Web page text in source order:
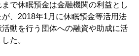
で休眠預金は金融機関の利益とし
、2018年1月に休眠預金等活用法
動を行う団体への融資や助成に活
た。